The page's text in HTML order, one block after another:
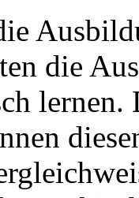
die
lernen.